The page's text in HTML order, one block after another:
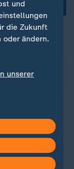
seit dem
und
die Zukunft
oder ändern.
unserer